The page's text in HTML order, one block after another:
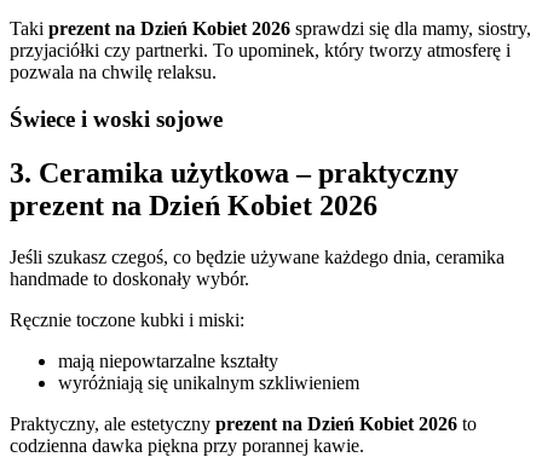
Taki prezent na Dzień Kobiet 2026 sprawdzi się dla mamy, siostry,
przyjaciółki czy partnerki. To upominek, który tworzy atmosferę i
pozwala na chwilę relaksu.
Świece i woski sojowe
3. Ceramika użytkowa – praktyczny
prezent na Dzień Kobiet 2026
Jeśli szukasz czegoś, co będzie używane każdego dnia, ceramika
handmade to doskonały wybór.
Ręcznie toczone kubki i miski:
mają niepowtarzalne kształty
wyróżniają się unikalnym szkliwieniem
Praktyczny, ale estetyczny prezent na Dzień Kobiet 2026 to
codzienna dawka piękna przy porannej kawie.